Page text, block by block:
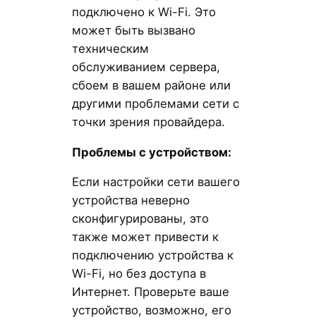
подключено к Wi-Fi. Это
может быть вызвано
техническим
обслуживанием сервера,
сбоем в вашем районе или
другими проблемами сети с
точки зрения провайдера.
Проблемы с устройством:
Если настройки сети вашего
устройства неверно
сконфигурированы, это
также может привести к
подключению устройства к
Wi-Fi, но без доступа в
Интернет. Проверьте ваше
устройство, возможно, его